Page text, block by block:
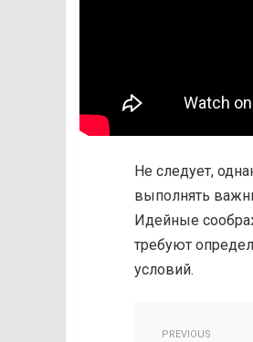
Не следует,
выполнять
Идейные
требуют
условий.
PREVIOUS